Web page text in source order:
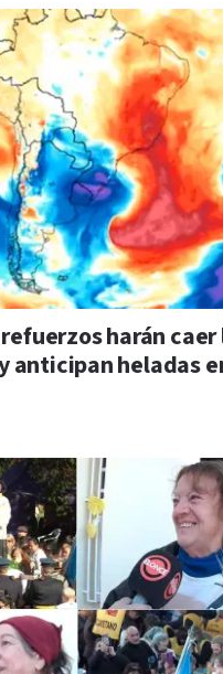
harán caer
anticipan heladas